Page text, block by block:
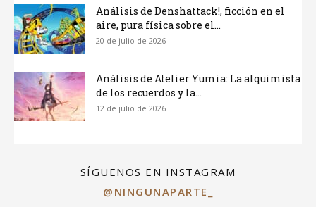
Análisis de Denshattack!, ficción en el
aire, pura física sobre el...
20 de julio de 2026
Análisis de Atelier Yumia: La alquimista
de los recuerdos y la...
12 de julio de 2026
SÍGUENOS EN INSTAGRAM
@NINGUNAPARTE_